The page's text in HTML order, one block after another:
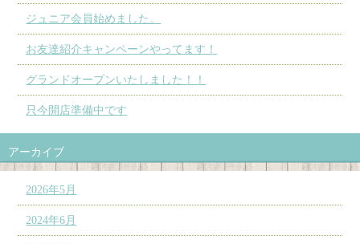
ジュニア会員始めました。
お友達紹介キャンペーンやってます！
グランドオープンいたしました！！
只今開店準備中です
アーカイブ
2026年5月
2024年6月